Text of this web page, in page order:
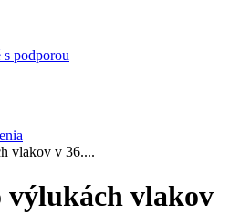
podporou
vlakov v 36....
výlukách vlakov